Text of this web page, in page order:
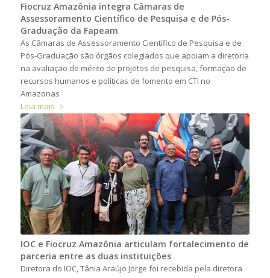
Fiocruz Amazônia integra Câmaras de
Assessoramento Científico de Pesquisa e de Pós-
Graduação da Fapeam
As Câmaras de Assessoramento Científico de Pesquisa e de
Pós-Graduação são órgãos colegiados que apoiam a diretoria
na avaliação de mérito de projetos de pesquisa, formação de
recursos humanos e políticas de fomento em CTI no
Amazonas
Leia mais
IOC e Fiocruz Amazônia articulam fortalecimento de
parceria entre as duas instituições
Diretora do IOC, Tânia Araújo Jorge foi recebida pela diretora